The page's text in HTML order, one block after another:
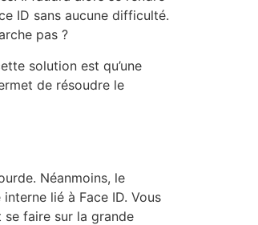
ID sans aucune difficulté.
pas ?
solution est qu’une
de résoudre le
Néanmoins, le
lié à Face ID. Vous
se faire sur la grande